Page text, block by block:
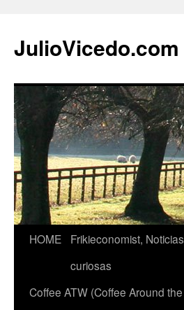
JulioVicedo.com
Saltar
contenido
HOME
Frikieconomist, Noticias
curiosas
Coffee ATW (Coffee Around the